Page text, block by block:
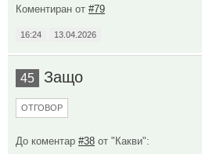
Коментиран от #79
16:24 13.04.2026
45 Защо
ОТГОВОР
До коментар #38 от "Какви":